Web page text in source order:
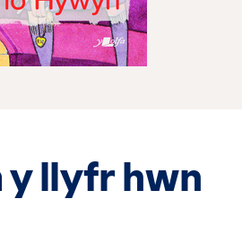
y llyfr hwn